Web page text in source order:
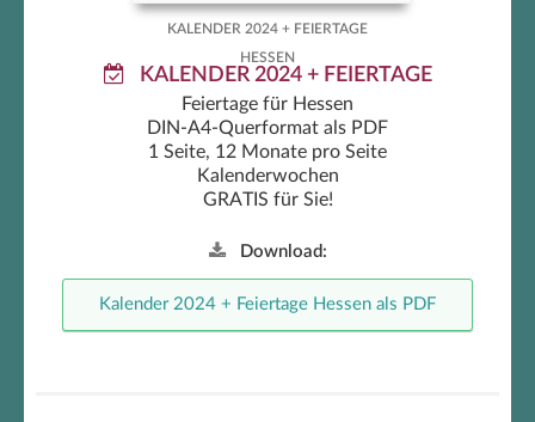
KALENDER 2024 + FEIERTAGE
HESSEN
KALENDER 2024 + FEIERTAGE
Feiertage für Hessen
DIN-A4-Querformat als PDF
1 Seite, 12 Monate pro Seite
Kalenderwochen
GRATIS für Sie!
Download:
Kalender 2024 + Feiertage Hessen als PDF